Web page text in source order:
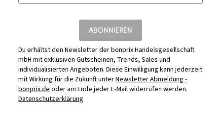
ABONNIEREN
Du erhältst den Newsletter der bonprix Handelsgesellschaft
mbH mit exklusiven Gutscheinen, Trends, Sales und
individualisierten Angeboten. Diese Einwilligung kann jederzeit
mit Wirkung für die Zukunft unterNewsletter Abmeldung -
bonprix.deoder am Ende jeder E-Mail widerrufen werden.
Datenschutzerklärung